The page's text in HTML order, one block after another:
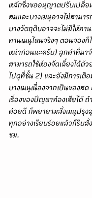
หลักซึ่งขออนุญาตปรับเปลี่ย
สมและบางเมนูอาจไม่สามา
บางวัตถุดิบอาจจะไม่มีให้ทา
ทานเมนูไหนจริงๆ ตอนจอง
หน้าก่อนนะครับ) ลูกค้าที่มา
สามารถใช้ห้องจัดเลี้ยงได้ด้
ไปดูที่ชั้น 2) และยังมีการเตื
บางเมนูเนื่องจากเป็นของส
เรื่องของปัญหาท้องเสียได้ ถ้
ค่อยดี ก็พยายามสั่งเมนูปรุง
ทุกอย่างเรียบร้อยแล้วก็รีบสั่
ชม.